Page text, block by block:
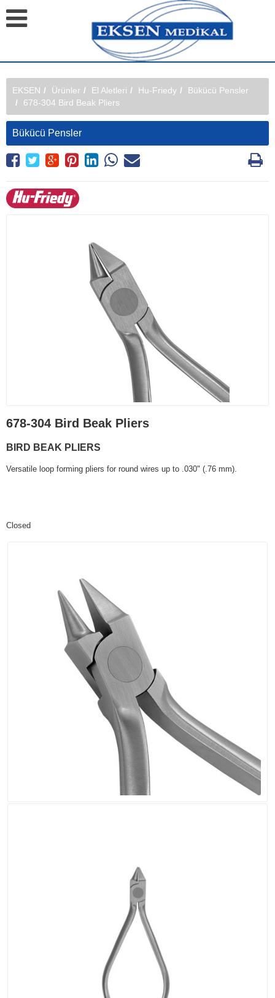
EKSEN Ürünler El Aletleri Hu-Friedy
Bükücü Pensler
678-304 Bird Beak Pliers
Bükücü Pensler
678-304 Bird Beak Pliers
BIRD BEAK PLIERS
Versatile loop forming pliers for round wires up to .030" (.76 mm).
Closed